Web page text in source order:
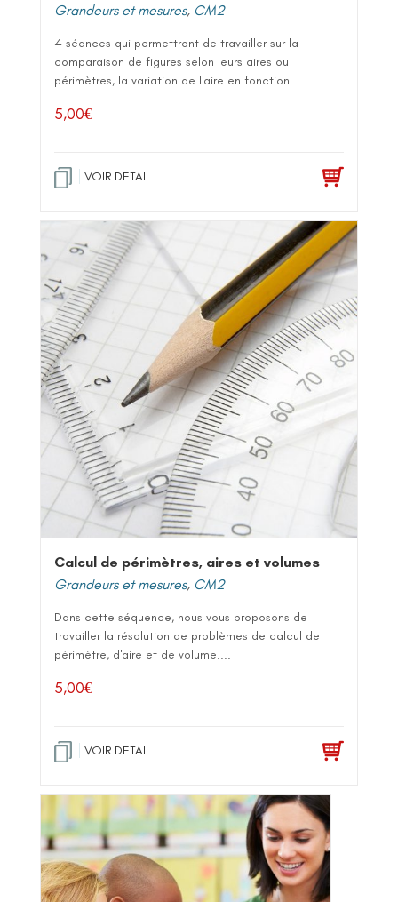
Grandeurs et mesures, CM2
4 séances qui permettront de travailler sur la
comparaison de figures selon leurs aires ou
périmètres, la variation de l'aire en fonction...
5,00€
VOIR DETAIL
Calcul de périmètres, aires et volumes
Grandeurs et mesures, CM2
Dans cette séquence, nous vous proposons de
travailler la résolution de problèmes de calcul de
périmètre, d'aire et de volume....
5,00€
VOIR DETAIL